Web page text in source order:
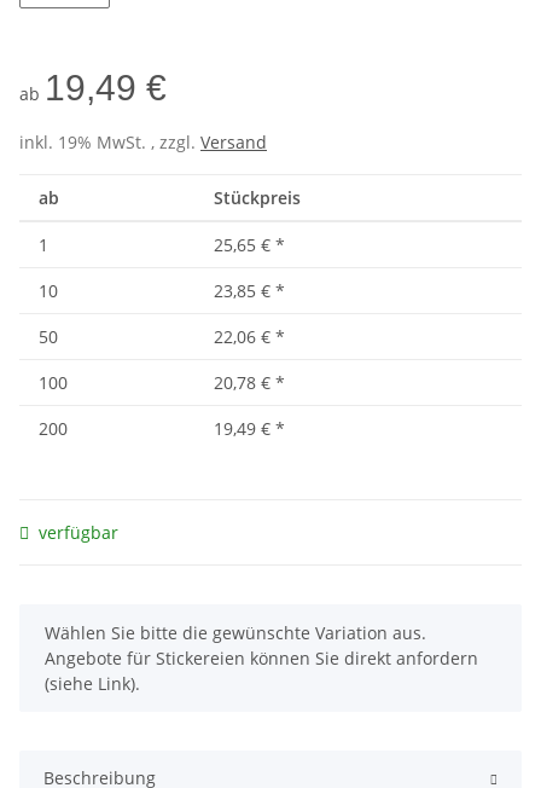
ab 19,49 €
inkl. 19% MwSt. , zzgl. Versand
ab Stückpreis
1 25,65 € *
10
23,85 € *
50
22,06 € *
100
20,78 € *
200
19,49 € *
verfügbar
x
Wählen Sie bitte die gewünschte Variation aus.
Angebote für Stickereien können Sie direkt anfordern
(siehe Link).
Beschreibung